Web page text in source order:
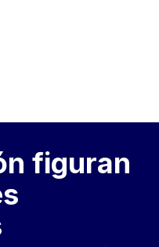
figuran